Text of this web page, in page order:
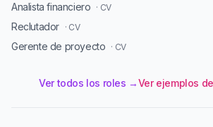
Analista financiero · CV
Reclutador · CV
Gerente de proyecto · CV
Ver todos los roles →Ver ejemplos